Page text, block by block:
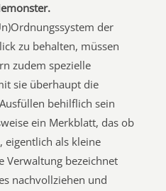
der
zu behalten, müssen
zudem spezielle
sie überhaupt die
behilflich sein
ein Merkblatt, das ob
eigentlich als kleine
Verwaltung bezeichnet
nachvollziehen und